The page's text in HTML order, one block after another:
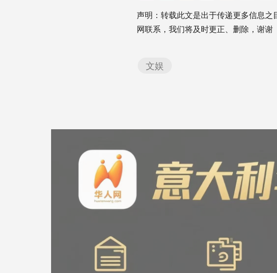
Weibo
声明：转载此文是出于传递更多信息
网联系，我们将及时更正、删除，谢谢
文娱